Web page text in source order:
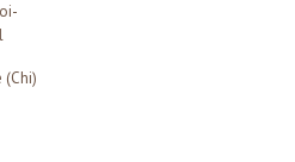
(Chi)